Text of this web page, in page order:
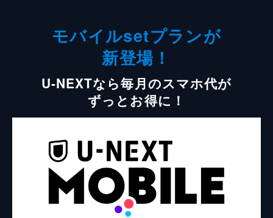
モバイルsetプランが
新登場！
U-NEXTなら毎月のスマホ代が
ずっとお得に！